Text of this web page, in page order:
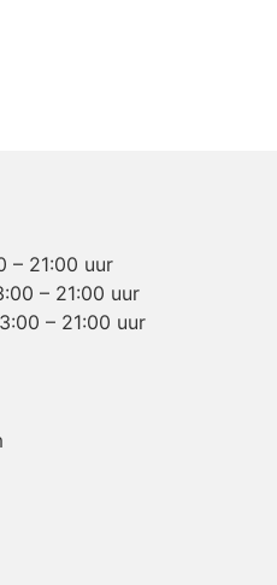
– 21:00 uur
– 21:00 uur
– 21:00 uur